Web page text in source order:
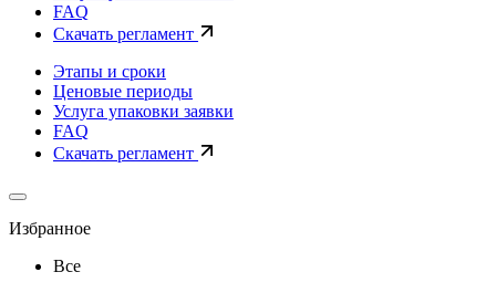
FAQ
Скачать регламент
Этапы и сроки
Ценовые периоды
Услуга упаковки заявки
FAQ
Скачать регламент
Избранное
Все